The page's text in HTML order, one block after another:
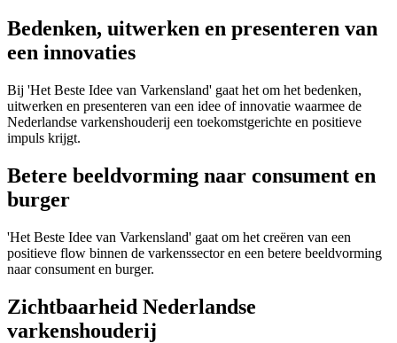
Bedenken, uitwerken en presenteren van
een innovaties
Bij 'Het Beste Idee van Varkensland' gaat het om het bedenken,
uitwerken en presenteren van een idee of innovatie waarmee de
Nederlandse varkenshouderij een toekomstgerichte en positieve
impuls krijgt.
Betere beeldvorming naar consument en
burger
'Het Beste Idee van Varkensland' gaat om het creëren van een
positieve flow binnen de varkenssector en een betere beeldvorming
naar consument en burger.
Zichtbaarheid Nederlandse
varkenshouderij